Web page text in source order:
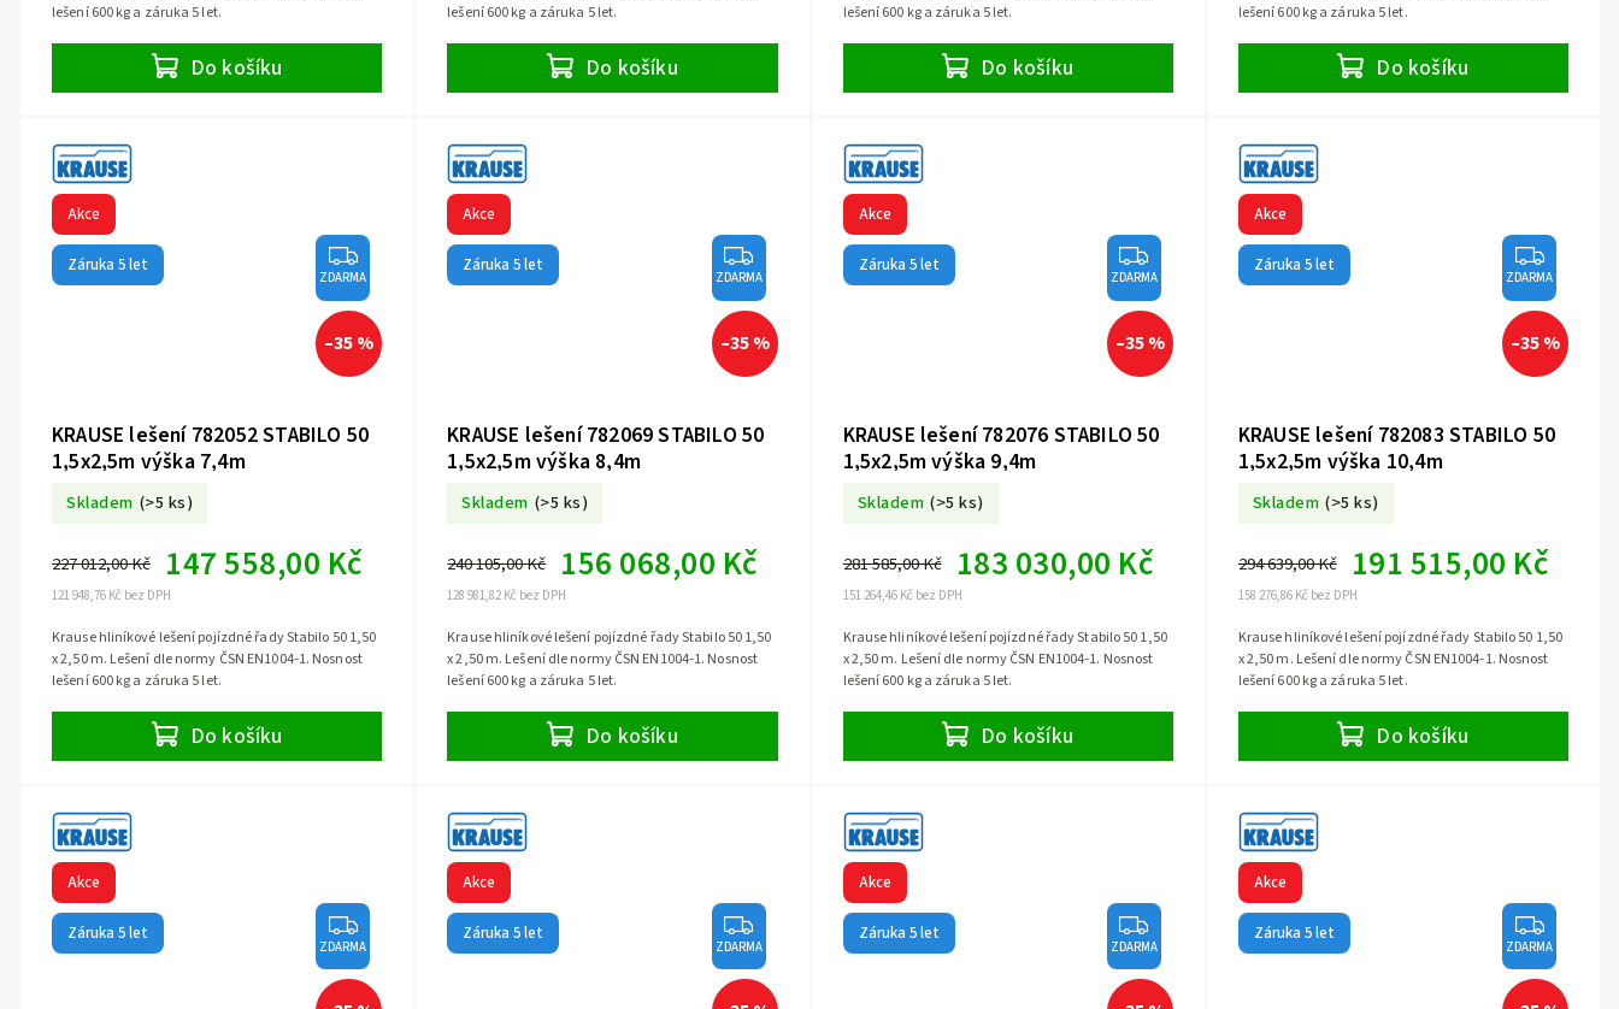
Do košíku
lešení 600 kg a záruka 5 let.
Do košíku
lešení 600 kg a záruka 5 let.
Do košíku
lešení 600 kg a záruka 5 let.
Do košíku
lešení 600 kg a záruka 5 let.
Akce
Záruka 5 let
ZDARMA
–35 %
KRAUSE lešení 782052 STABILO 50
1,5x2,5m výška 7,4m
Skladem (>5 ks)
121 948,76 Kč bez DPH
227 012,00 Kč 147 558,00 Kč
Do košíku
Krause hliníkové lešení pojízdné řady Stabilo 50 1,50
x 2,50 m. Lešení dle normy ČSN EN1004-1. Nosnost
lešení 600 kg a záruka 5 let.
Akce
Záruka 5 let
ZDARMA
–35 %
KRAUSE lešení 782069 STABILO 50
1,5x2,5m výška 8,4m
Skladem (>5 ks)
128 981,82 Kč bez DPH
240 105,00 Kč 156 068,00 Kč
Do košíku
Krause hliníkové lešení pojízdné řady Stabilo 50 1,50
x 2,50 m. Lešení dle normy ČSN EN1004-1. Nosnost
lešení 600 kg a záruka 5 let.
Akce
Záruka 5 let
ZDARMA
–35 %
KRAUSE lešení 782076 STABILO 50
1,5x2,5m výška 9,4m
Skladem (>5 ks)
151 264,46 Kč bez DPH
281 585,00 Kč 183 030,00 Kč
Do košíku
Krause hliníkové lešení pojízdné řady Stabilo 50 1,50
x 2,50 m. Lešení dle normy ČSN EN1004-1. Nosnost
lešení 600 kg a záruka 5 let.
Akce
Záruka 5 let
ZDARMA
–35 %
KRAUSE lešení 782083 STABILO 50
1,5x2,5m výška 10,4m
Skladem (>5 ks)
158 276,86 Kč bez DPH
294 639,00 Kč 191 515,00 Kč
Do košíku
Krause hliníkové lešení pojízdné řady Stabilo 50 1,50
x 2,50 m. Lešení dle normy ČSN EN1004-1. Nosnost
lešení 600 kg a záruka 5 let.
Akce
Záruka 5 let
ZDARMA
Akce
Záruka 5 let
ZDARMA
Akce
Záruka 5 let
ZDARMA
Akce
Záruka 5 let
ZDARMA